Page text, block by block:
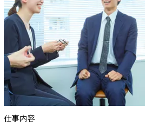
仕事内容